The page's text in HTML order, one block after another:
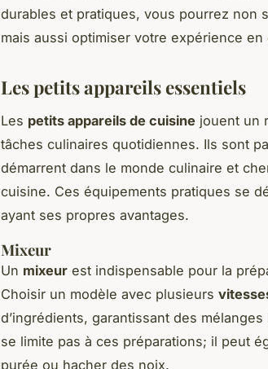
durables et pratiques, vous pourrez non
mais aussi optimiser votre expérience en
Les petits appareils essentiels
Les petits appareils de cuisine jouent un
tâches culinaires quotidiennes. Ils sont
démarrent dans le monde culinaire et
cuisine. Ces équipements pratiques se
ayant ses propres avantages.
Mixeur
Un mixeur est indispensable pour la
Choisir un modèle avec plusieurs
d’ingrédients, garantissant des
se limite pas à ces préparations; il peut
purée ou hacher des noix.